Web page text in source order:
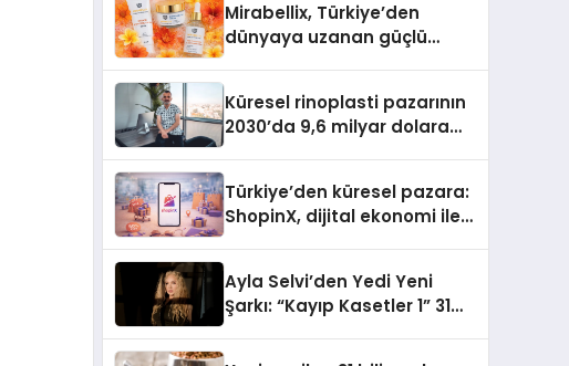
Mirabellix, Türkiye’den
dünyaya uzanan güçlü
Küresel rinoplasti pazarının
2030’da 9,6 milyar dolara
Türkiye’den küresel pazara:
ShopinX, dijital ekonomi ile
Ayla Selvi’den Yedi Yeni
Şarkı: “Kayıp Kasetler 1” 31